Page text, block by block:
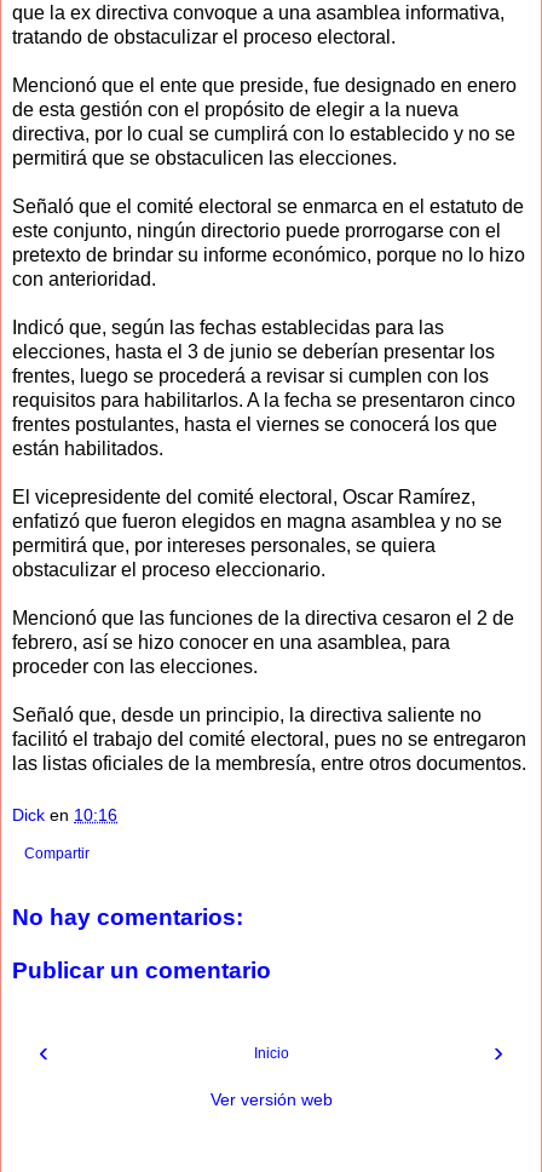
que la ex directiva convoque a una asamblea informativa,
tratando de obstaculizar el proceso electoral.
Mencionó que el ente que preside, fue designado en enero
de esta gestión con el propósito de elegir a la nueva
directiva, por lo cual se cumplirá con lo establecido y no se
permitirá que se obstaculicen las elecciones.
Señaló que el comité electoral se enmarca en el estatuto de
este conjunto, ningún directorio puede prorrogarse con el
pretexto de brindar su informe económico, porque no lo hizo
con anterioridad.
Indicó que, según las fechas establecidas para las
elecciones, hasta el 3 de junio se deberían presentar los
frentes, luego se procederá a revisar si cumplen con los
requisitos para habilitarlos. A la fecha se presentaron cinco
frentes postulantes, hasta el viernes se conocerá los que
están habilitados.
El vicepresidente del comité electoral, Oscar Ramírez,
enfatizó que fueron elegidos en magna asamblea y no se
permitirá que, por intereses personales, se quiera
obstaculizar el proceso eleccionario.
Mencionó que las funciones de la directiva cesaron el 2 de
febrero, así se hizo conocer en una asamblea, para
proceder con las elecciones.
Señaló que, desde un principio, la directiva saliente no
facilitó el trabajo del comité electoral, pues no se entregaron
las listas oficiales de la membresía, entre otros documentos.
Dick en 10:16
Compartir
No hay comentarios:
Publicar un comentario
‹ ›
Inicio
Ver versión web